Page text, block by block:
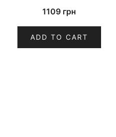
1109 грн
ADD TO CART